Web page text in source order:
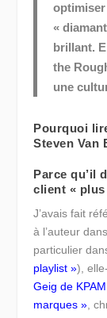
«
brillant.
the
une
Pourquoi
Steven Van
Parce qu’il
client «
J’avais fait
à l’auteur
particulier
playlist »),
Geig de KPAM
marques » ,